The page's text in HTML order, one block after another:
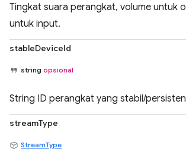
Tingkat suara perangkat, volume untuk
untuk input.
stableDeviceId
string opsional
String ID perangkat yang stabil/
streamType
StreamType